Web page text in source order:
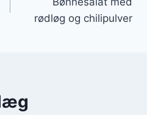
rødløg og chilipulver